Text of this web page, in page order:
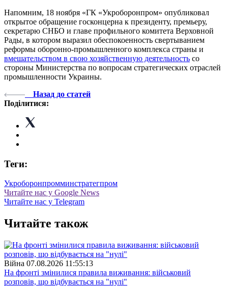
Напомним, 18 ноября «ГК «Укроборонпром» опубликовал
открытое обращение госконцерна к президенту, премьеру,
секретарю СНБО и главе профильного комитета Верховной
Рады, в котором выразил обеспокоенность свертыванием
реформы оборонно-промышленного комплекса страны и
вмешательством в свою хозяйственную деятельность со
стороны Министерства по вопросам стратегических отраслей
промышленности Украины.
Назад до статей
Поділитися:
Теги:
Укроборонпромминстратегпром
Читайте нас у Google News
Читайте нас у Telegram
Читайте також
Війна 07.08.2026 11:55:13
На фронті змінилися правила виживання: військовий
розповів, що відбувається на "нулі"